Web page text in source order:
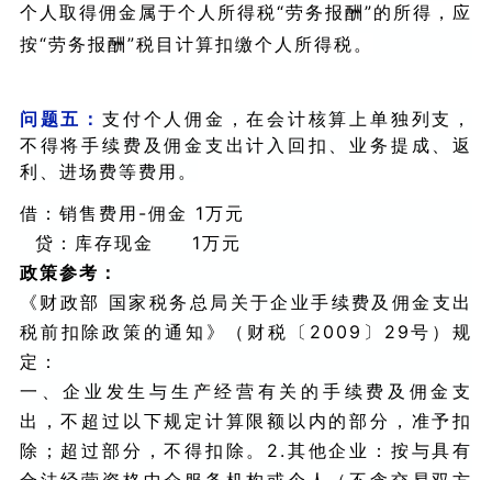
个人取得佣金属于个人所得税“劳务报酬”的所得，应
按“劳务报酬”税目计算扣缴个人所得税。
问题五： 支付个人佣金，在会计核算上单独列支，
不得将手续费及佣金支出计入回扣、业务提成、返
利、进场费等费用。
借：销售费用-佣金 1万元
贷：库存现金 1万元
政策参考：
《财政部 国家税务总局关于企业手续费及佣金支出
税前扣除政策的通知》（财税〔2009〕29号）规
定：
一、企业发生与生产经营有关的手续费及佣金支
出，不超过以下规定计算限额以内的部分，准予扣
除；超过部分，不得扣除。2.其他企业：按与具有